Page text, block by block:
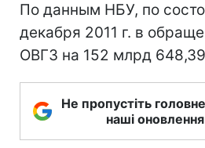
По данным НБУ, по
декабря 2011 г. в
ОВГЗ на 152 млрд
Не пропустіть
наші